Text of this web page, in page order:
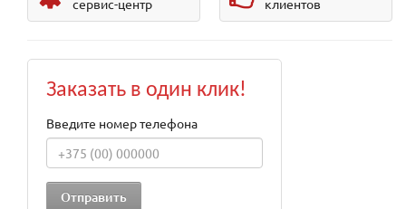
сервис-центр
клиентов
Заказать в один клик!
Введите номер телефона